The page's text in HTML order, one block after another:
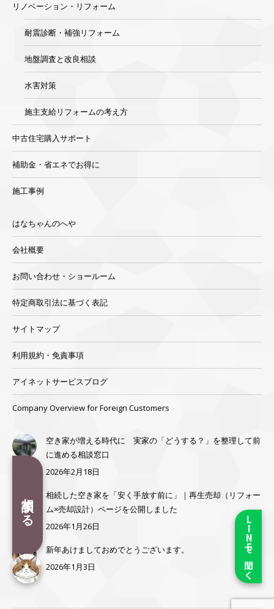
リノベーション・リフォーム
耐震診断・補強リフォーム
地盤調査と改良相談
水害対策
施主支給リフォームの考え方
中古住宅購入サポート
補助金・省エネでお得に
施工事例
はなちゃんのへや
会社概要
お問い合わせ・ショールーム
特定商取引法に基づく表記
サイトマップ
利用規約・免責事項
アイネットサービスブログ
Company Overview for Foreign Customers
空き家が増える時代に 実家の「どうする？」を整理して前
に進める相談窓口
2026年2月18日
相続した空き家を「安く手放す前に」｜再生売却（リフォー
ム×売却設計）ページを公開しました
2026年1月26日
新年あけましておめでとうございます。
2026年1月3日
相談する
LINEで聞く